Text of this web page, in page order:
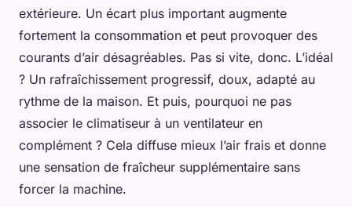
extérieure. Un écart plus important augmente
fortement la consommation et peut provoquer des
courants d’air désagréables. Pas si vite, donc. L’idéal
? Un rafraîchissement progressif, doux, adapté au
rythme de la maison. Et puis, pourquoi ne pas
associer le climatiseur à un ventilateur en
complément ? Cela diffuse mieux l’air frais et donne
une sensation de fraîcheur supplémentaire sans
forcer la machine.